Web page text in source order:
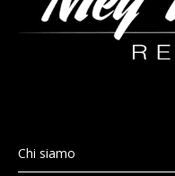
Chi siamo